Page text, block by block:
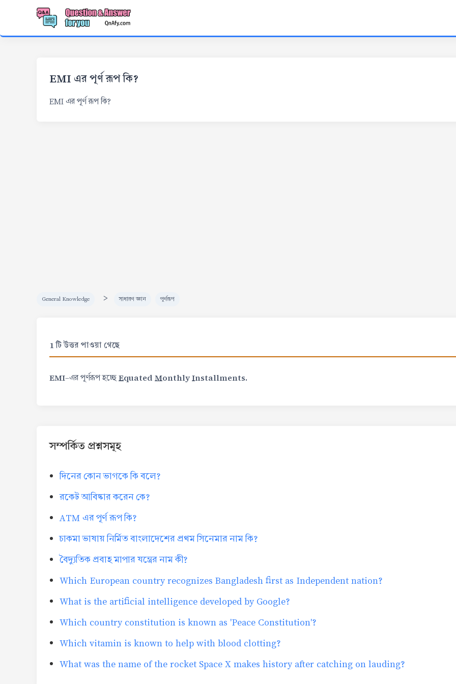
EMI এর পূর্ণ রূপ কি?
EMI এর পূর্ণ রূপ কি?
General Knowledge > সাধারণ জ্ঞান পূর্ণরূপ
1 টি উত্তর পাওয়া গেছে
EMI-এর পূর্ণরূপ হচ্ছেEquated MonthlyInstallments.
সম্পর্কিত প্রশ্নসমূহ
দিনের কোন ভাগকে কি বলে?
রকেট আবিষ্কার করেন কে?
ATM এর পূর্ণ রূপ কি?
চাকমা ভাষায় নির্মিত বাংলাদেশের প্রথম সিনেমার নাম কি?
বৈদ্যুতিক প্রবাহ মাপার যন্ত্রের নাম কী?
Which European country recognizes Bangladesh first as Independent nation?
What is the artificial intelligence developed by Google?
Which country constitution is known as 'Peace Constitution'?
Which vitamin is known to help with blood clotting?
What was the name of the rocket Space X makes history after catching on lauding?